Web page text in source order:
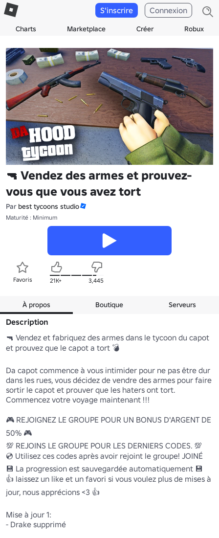
Charts Marketplace Créer Robux
S'inscrire Connexion
🔫 Vendez des armes et prouvez-
vous que vous avez tort
Par best tycoons studio
Maturité : Minimum
Favoris 21K+ 3,445
À propos Boutique Serveurs
Description
🔫 Vendez et fabriquez des armes dans le tycoon du capot
et prouvez que le capot a tort 💣
Da capot commence à vous intimider pour ne pas être dur
dans les rues, vous décidez de vendre des armes pour faire
sortir le capot et prouver que les haters ont tort.
Commencez votre voyage maintenant !!!
🎮 REJOIGNEZ LE GROUPE POUR UN BONUS D'ARGENT DE
50% 🎮
💯 REJOINS LE GROUPE POUR LES DERNIERS CODES. 💯
💿 Utilisez ces codes après avoir rejoint le groupe! JOINÉ
💾 La progression est sauvegardée automatiquement 💾
👍 laissez un like et un favori si vous voulez plus de mises à
jour, nous apprécions <3 👍
Mise à jour 1:
- Drake supprimé